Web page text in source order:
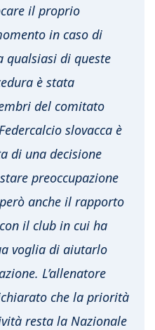
il proprio
in caso di
qualsiasi di queste
è stata
del comitato
slovacca è
di una decisione
preoccupazione
anche il rapporto
il club in cui ha
voglia di aiutarlo
L’allenatore
che la priorità
resta la Nazionale